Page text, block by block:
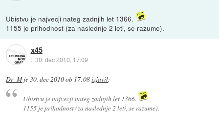
Ubistvu je najvecji nateg zadnjih let 1366.
1155 je prihodnost (za naslednje 2 leti, se razume).
x45
::30. dec 2010, 17:09
Dr_Mje30. dec 2010 ob 17:08izjavil:
Ubistvu je najvecji nateg zadnjih let 1366.
1155 je prihodnost (za naslednje 2 leti, se razume).